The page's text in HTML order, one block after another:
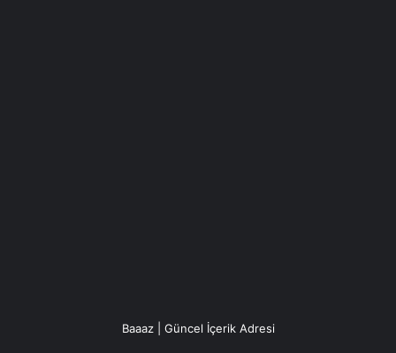
Baaaz | Güncel İçerik Adresi